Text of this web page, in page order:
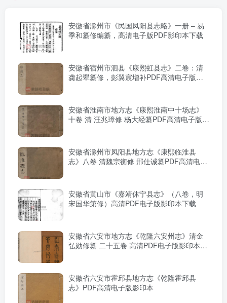
安徽省滁州市《民国凤阳县志略》一册 – 易
季和纂修编纂，高清电子版PDF影印本下载
安徽省宿州市泗县《康熙虹县志》二卷：清
龚起翚纂修，彭翼宸增补PDF高清电子版影
安徽省淮南市地方志《康熙淮南中十场志》
十卷 清 汪兆璋修 杨大经纂PDF高清电子版下
安徽省滁州市凤阳县地方志《康熙临淮县
志》八卷 清魏宗衡修 邢仕诚纂PDF高清电子
安徽省黄山市《嘉靖休宁县志》（八卷，明
宋国华第修）高清PDF电子版影印本下载
安徽省六安市地方志《乾隆六安州志》清金
弘勋修纂 二十五卷 高清PDF电子版影印本下
安徽省六安市霍邱县地方志《乾隆霍邱县
志》PDF高清电子版影印本